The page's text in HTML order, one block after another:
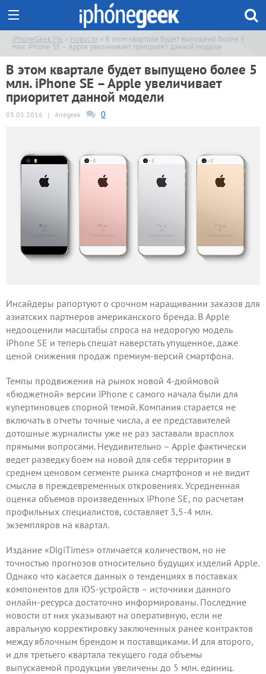
iPhoneGeek.Me » Новости » В этом квартале будет выпущено более 5
млн. iPhone SE – Apple увеличивает приоритет данной модели
В этом квартале будет выпущено более 5
млн. iPhone SE – Apple увеличивает
приоритет данной модели
03.05.2016 | 4negeek 0
Инсайдеры рапортуют о срочном наращивании заказов для
азиатских партнеров американского бренда. В Apple
недооценили масштабы спроса на недорогую модель
iPhone SE и теперь спешат наверстать упущенное, даже
ценой снижения продаж премиум-версий смартфона.
Темпы продвижения на рынок новой 4-дюймовой
«бюджетной» версии iPhone с самого начала были для
купертиновцев спорной темой. Компания старается не
включать в отчеты точные числа, а ее представителей
дотошные журналисты уже не раз заставали врасплох
прямыми вопросами. Неудивительно – Apple фактически
ведет разведку боем на новой для себя территории в
среднем ценовом сегменте рынка смартфонов и не видит
смысла в преждевременных откровениях. Усредненная
оценка объемов произведенных iPhone SE, по расчетам
профильных специалистов, составляет 3,5-4 млн.
экземпляров на квартал.
Издание «DigiTimes» отличается количеством, но не
точностью прогнозов относительно будущих изделий Apple.
Однако что касается данных о тенденциях в поставках
компонентов для iOS-устройств – источники данного
онлайн-ресурса достаточно информированы. Последние
новости от них указывают на оперативную, если не
авральную корректировку заключенных ранее контрактов
между яблочным брендом и поставщиками. И для второго,
и для третьего квартала текущего года объемы
выпускаемой продукции увеличены до 5 млн. единиц.